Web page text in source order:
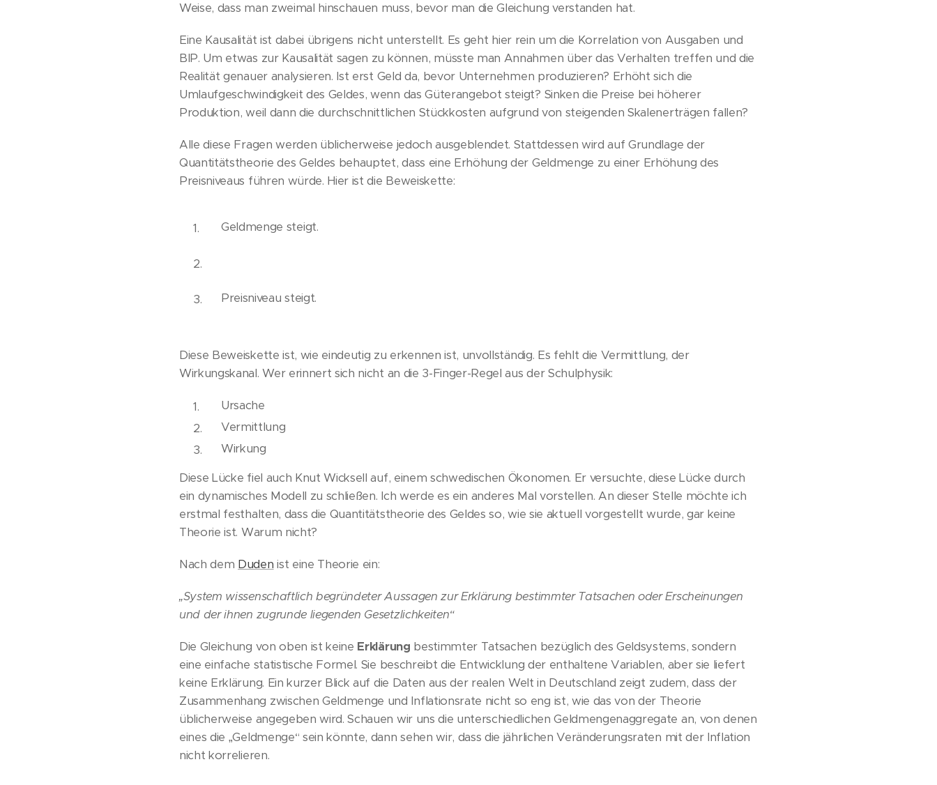
Weise, dass man zweimal hinschauen muss, bevor man die Gleichung verstanden hat.
Eine Kausalität ist dabei übrigens nicht unterstellt. Es geht hier rein um die Korrelation von Ausgaben und
BIP. Um etwas zur Kausalität sagen zu können, müsste man Annahmen über das Verhalten treffen und die
Realität genauer analysieren. Ist erst Geld da, bevor Unternehmen produzieren? Erhöht sich die
Umlaufgeschwindigkeit des Geldes, wenn das Güterangebot steigt? Sinken die Preise bei höherer
Produktion, weil dann die durchschnittlichen Stückkosten aufgrund von steigenden Skalenerträgen fallen?
Alle diese Fragen werden üblicherweise jedoch ausgeblendet. Stattdessen wird auf Grundlage der
Quantitätstheorie des Geldes behauptet, dass eine Erhöhung der Geldmenge zu einer Erhöhung des
Preisniveaus führen würde. Hier ist die Beweiskette:
Geldmenge steigt.
Preisniveau steigt.
Diese Beweiskette ist, wie eindeutig zu erkennen ist, unvollständig. Es fehlt die Vermittlung, der
Wirkungskanal. Wer erinnert sich nicht an die 3-Finger-Regel aus der Schulphysik:
Ursache
Vermittlung
Wirkung
Diese Lücke fiel auch Knut Wicksell auf, einem schwedischen Ökonomen. Er versuchte, diese Lücke durch
ein dynamisches Modell zu schließen. Ich werde es ein anderes Mal vorstellen. An dieser Stelle möchte ich
erstmal festhalten, dass die Quantitätstheorie des Geldes so, wie sie aktuell vorgestellt wurde, gar keine
Theorie ist. Warum nicht?
Nach dem Duden ist eine Theorie ein:
„System wissenschaftlich begründeter Aussagen zur Erklärung bestimmter Tatsachen oder Erscheinungen
und der ihnen zugrunde liegenden Gesetzlichkeiten“
Die Gleichung von oben ist keine Erklärung bestimmter Tatsachen bezüglich des Geldsystems, sondern
eine einfache statistische Formel. Sie beschreibt die Entwicklung der enthaltene Variablen, aber sie liefert
keine Erklärung. Ein kurzer Blick auf die Daten aus der realen Welt in Deutschland zeigt zudem, dass der
Zusammenhang zwischen Geldmenge und Inflationsrate nicht so eng ist, wie das von der Theorie
üblicherweise angegeben wird. Schauen wir uns die unterschiedlichen Geldmengenaggregate an, von denen
eines die „Geldmenge“ sein könnte, dann sehen wir, dass die jährlichen Veränderungsraten mit der Inflation
nicht korrelieren.